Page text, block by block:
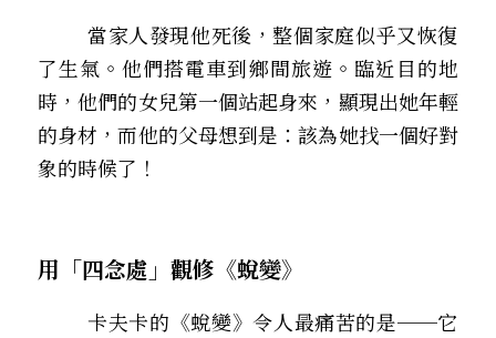
了生氣。他們搭電車到鄉間旅遊。臨近目的地
時，他們的女兒第一個站起身來，顯現出她年輕
的身材，而他的父母想到是：該為她找一個好對
象的時候了！
用「四念處」觀修《蛻變》
        卡夫卡的《蛻變》令人最痛苦的是
──它